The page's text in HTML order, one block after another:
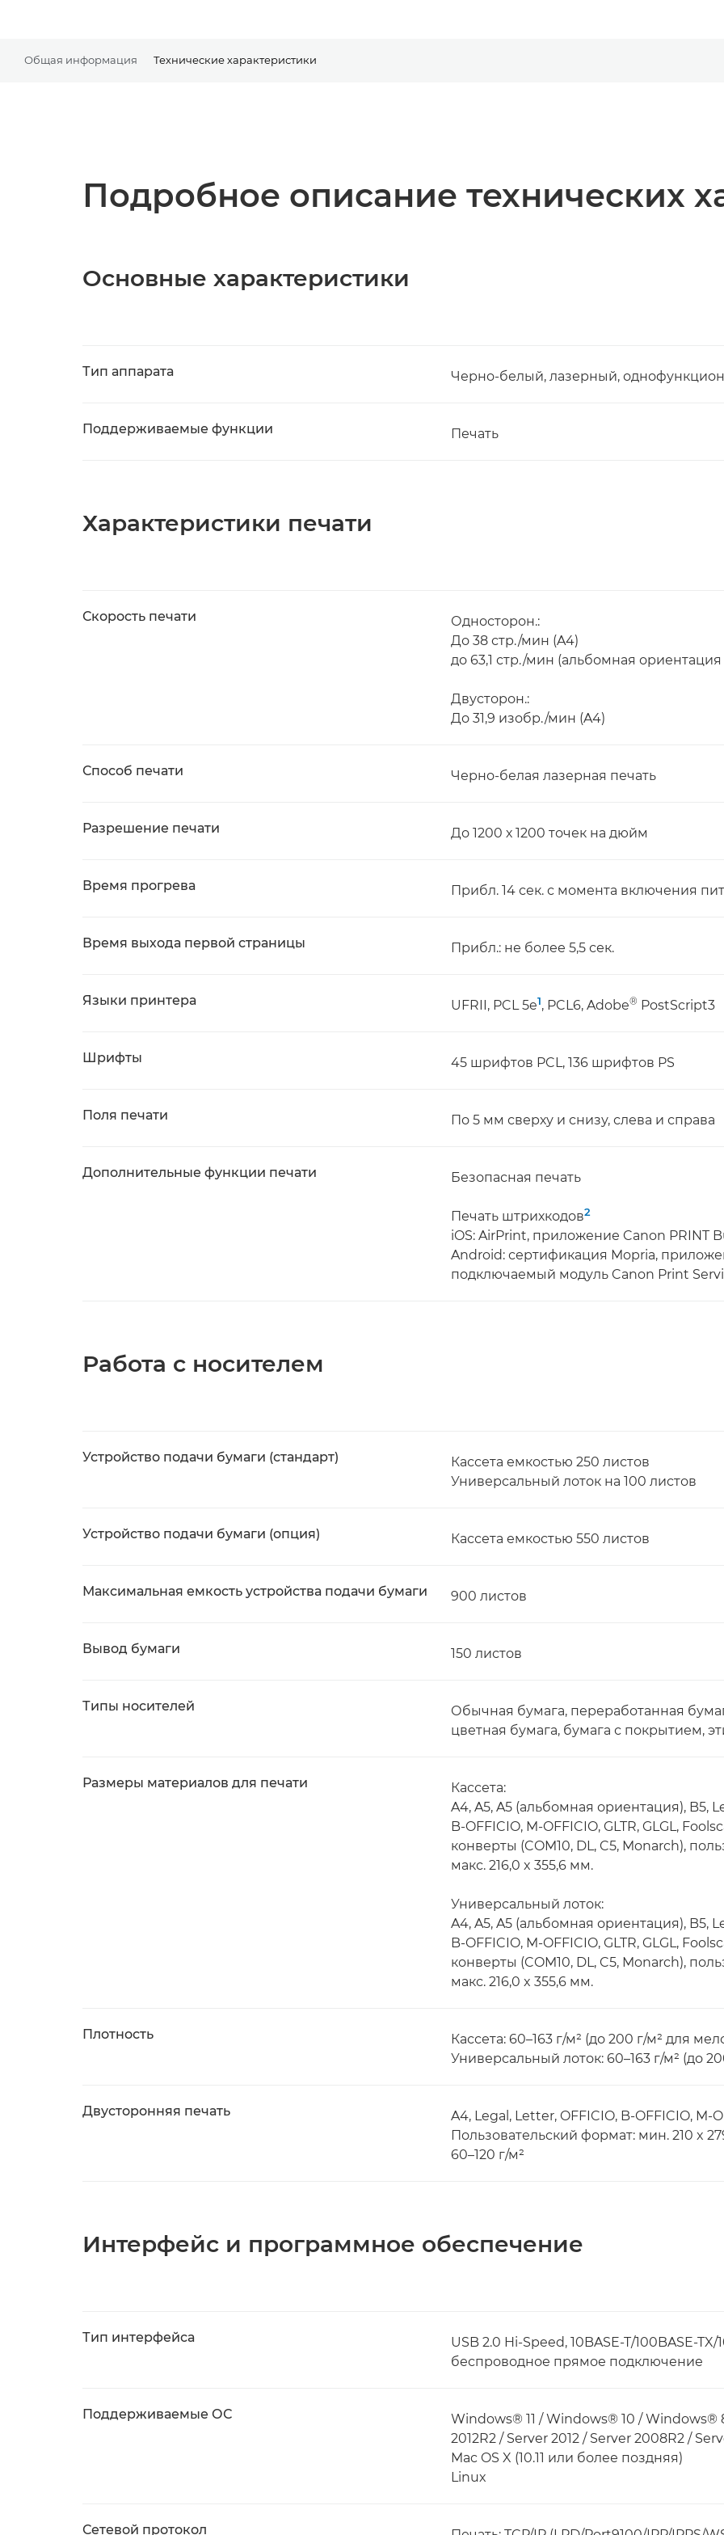
Общая информация Технические характеристики
Подробное описание технических
Основные характеристики
Тип аппарата Черно-белый, лазерный,
Поддерживаемые функции Печать
Характеристики печати
Скорость печати
Односторон.:
До 38 стр./мин (A4)
до 63,1 стр./мин (альбомная ориентация
Двусторон.:
До 31,9 изобр./мин (A4)
Способ печати Черно-белая лазерная печать
Разрешение печати До 1200 х 1200 точек на дюйм
Время прогрева Прибл. 14 сек. с момента включения
Время выхода первой страницы Прибл.: не более 5,5 сек.
Языки принтера UFRII, PCL 5e1, PCL6, Adobe® PostScript3
Шрифты 45 шрифтов PCL, 136 шрифтов PS
Поля печати По 5 мм сверху и снизу, слева и справа
Дополнительные функции печати Безопасная печать
Печать штрихкодов2
iOS: AirPrint, приложение Canon PRINT
Android: сертификация Mopria,
подключаемый модуль Canon Print
Работа с носителем
Устройство подачи бумаги (стандарт)
Кассета емкостью 250 листов
Универсальный лоток на 100 листов
Устройство подачи бумаги (опция) Кассета емкостью 550 листов
Максимальная емкость устройства подачи бумаги 900 листов
Вывод бумаги 150 листов
Типы носителей
Обычная бумага, переработанная
цветная бумага, бумага с покрытием,
Размеры материалов для печати
Кассета:
A4, A5, A5 (альбомная ориентация), B5,
B-OFFICIO, M-OFFICIO, GLTR, GLGL,
конверты (COM10, DL, C5, Monarch),
макс. 216,0 x 355,6 мм.
Универсальный лоток:
A4, A5, A5 (альбомная ориентация), B5,
B-OFFICIO, M-OFFICIO, GLTR, GLGL,
конверты (COM10, DL, C5, Monarch),
макс. 216,0 x 355,6 мм.
Плотность
Кассета: 60–163 г/м² (до 200 г/м² для
Универсальный лоток: 60–163 г/м² (до
Двусторонняя печать
A4, Legal, Letter, OFFICIO, B-OFFICIO, M-
Пользовательский формат: мин. 210 x
60–120 г/м²
Интерфейс и программное обеспечение
Тип интерфейса
USB 2.0 Hi-Speed, 10BASE-T/100BASE-
беспроводное прямое подключение
Поддерживаемые ОС
Windows® 11 / Windows® 10 / Windows®
2012R2 / Server 2012 / Server 2008R2 /
Mac OS X (10.11 или более поздняя)
Linux
Сетевой протокол